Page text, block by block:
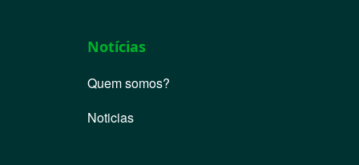
Notícias
Quem somos?
Noticias